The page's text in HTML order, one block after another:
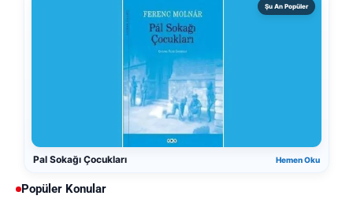
Şu An Popüler
Pal Sokağı Çocukları Hemen Oku
Popüler Konular